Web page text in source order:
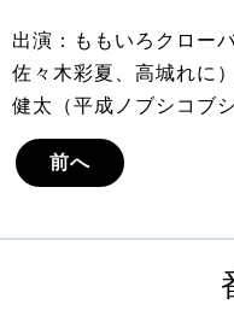
出演：ももいろクロー
佐々木彩夏、高城れに
健太（平成ノブシコブシ
前へ